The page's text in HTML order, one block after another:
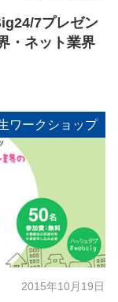
7プレゼン
・ネット業界
ワークショップ
2015年10月19日